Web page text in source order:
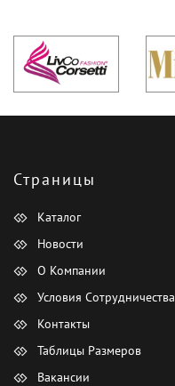
Страницы
Каталог
Новости
О Компании
Условия Сотрудничества
Контакты
Таблицы Размеров
Вакансии